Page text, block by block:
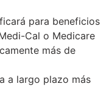
para beneficios
Cal o Medicare
más de
a largo plazo más